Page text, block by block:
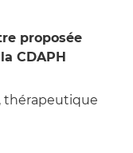
proposée
CDAPH
thérapeutique